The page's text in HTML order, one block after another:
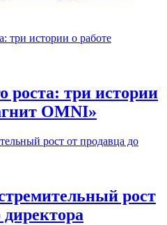
роста: три истории
OMNI»
рост
директора